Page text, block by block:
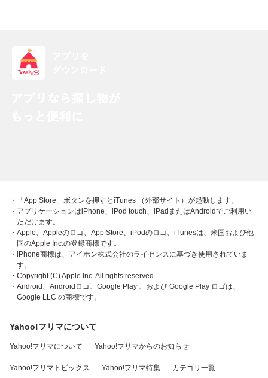
・「App Store」ボタンを押すとiTunes （外部サイト）が起動します。
・アプリケーションはiPhone、iPod touch、iPadまたはAndroidでご利用い
ただけます。
・Apple、Appleのロゴ、App Store、iPodのロゴ、iTunesは、米国および他
国のApple Inc.の登録商標です。
・iPhone商標は、アイホン株式会社のライセンスに基づき使用されていま
す。
・Copyright (C) Apple Inc. All rights reserved.
・Android、Androidロゴ、Google Play 、および Google Play ロゴは、
Google LLC の商標です。
Yahoo!フリマについて
Yahoo!フリマについて Yahoo!フリマからのお知らせ
Yahoo!フリマトピックス Yahoo!フリマ特集 カテゴリ一覧